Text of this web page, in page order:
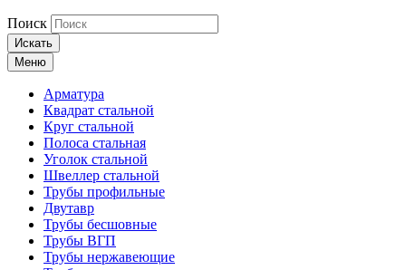
Поиск
Искать
Меню
Арматура
Квадрат стальной
Круг стальной
Полоса стальная
Уголок стальной
Швеллер стальной
Трубы профильные
Двутавр
Трубы бесшовные
Трубы ВГП
Трубы нержавеющие